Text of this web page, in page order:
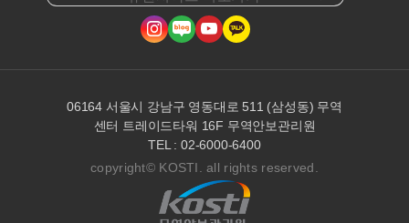
06164 서울시 강남구 영동대로 511 (삼성동) 무역
센터 트레이드타워 16F 무역안보관리원
TEL : 02-6000-6400
copyright© KOSTI. all rights reserved.